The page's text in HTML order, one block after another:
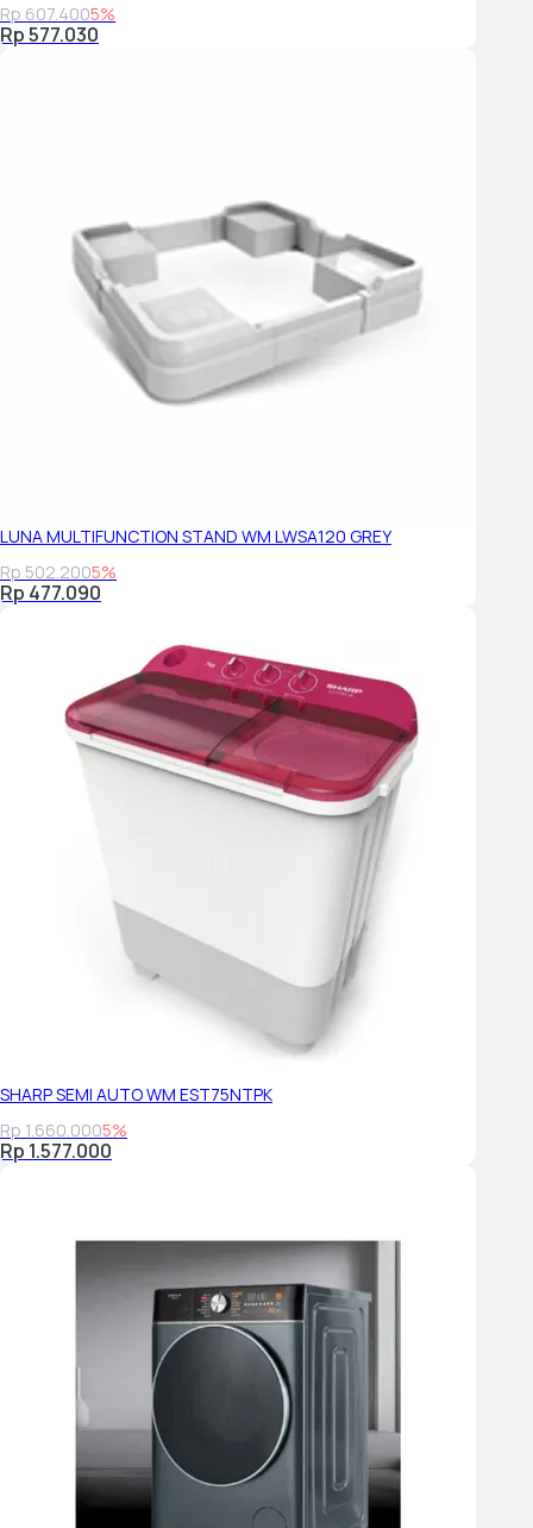
Rp 607.4005%
Rp 577.030
LUNA MULTIFUNCTION STAND WM LWSA120 GREY
Rp 502.2005%
Rp 477.090
SHARP SEMI AUTO WM EST75NTPK
Rp 1.660.0005%
Rp 1.577.000